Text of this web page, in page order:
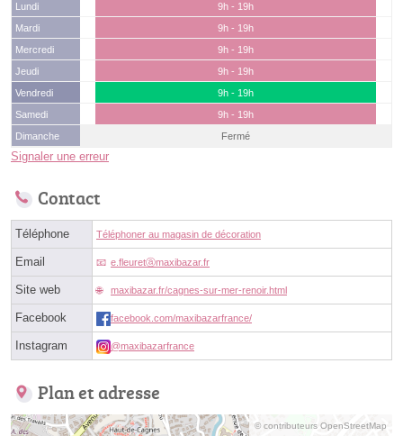
Lundi
9h - 19h
Mardi
9h - 19h
Mercredi
9h - 19h
Jeudi
9h - 19h
Vendredi
9h - 19h
Samedi
9h - 19h
Dimanche
Fermé
Signaler une erreur
Contact
Téléphone Téléphoner au magasin de décoration
Email e.fleuretⓐmaxibazar.fr
Site web maxibazar.fr/cagnes-sur-mer-renoir.html
Facebook facebook.com/maxibazarfrance/
Instagram @maxibazarfrance
Plan et adresse
© contributeurs OpenStreetMap